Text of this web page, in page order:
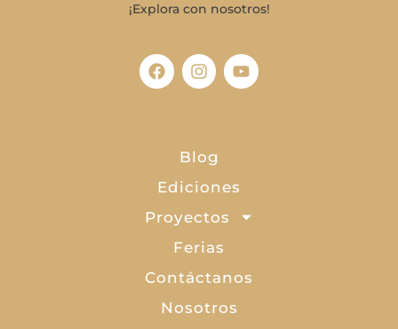
¡Explora con nosotros!
Blog
Ediciones
Proyectos
Ferias
Contáctanos
Nosotros